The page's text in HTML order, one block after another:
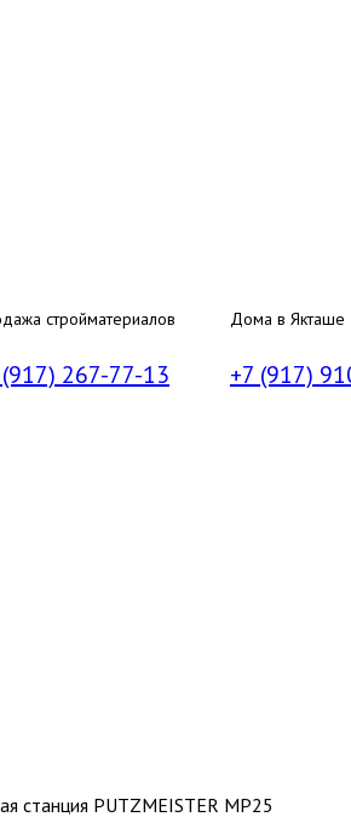
стройматериалов
267-77-13
Дома в Якташе
+7 (917)
станция PUTZMEISTER MP25